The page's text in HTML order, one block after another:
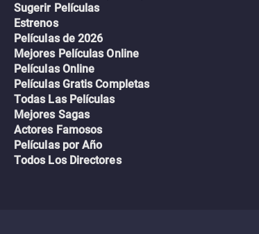
Sugerir Películas
Estrenos
Películas de 2026
Mejores Películas Online
Películas Online
Películas Gratis Completas
Todas Las Películas
Mejores Sagas
Actores Famosos
Películas por Año
Todos Los Directores